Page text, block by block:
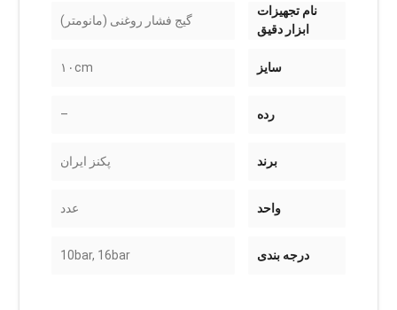
نام تجهیزات
ابزار دقیق
گیج فشار روغنی (مانومتر)
سایز ۱۰cm
رده –
برند پکنز ایران
واحد عدد
درجه بندی 10bar, 16bar